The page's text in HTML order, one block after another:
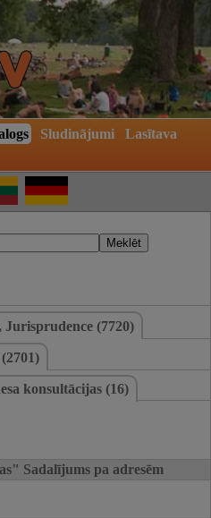
Sludinājumi
Lasītava
Jurisprudence (7720)
konsultācijas (16)
Sadalījums pa adresēm